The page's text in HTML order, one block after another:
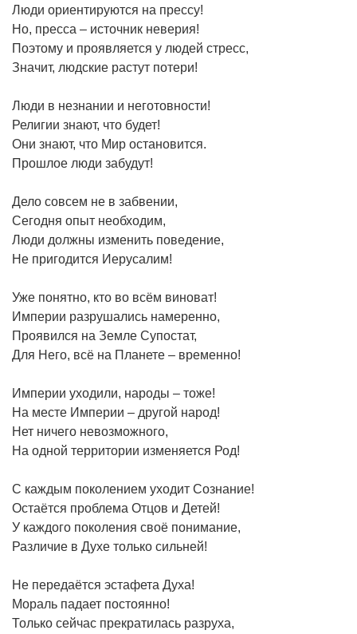
Люди ориентируются на прессу!
Но, пресса – источник неверия!
Поэтому и проявляется у людей стресс,
Значит, людские растут потери!
Люди в незнании и неготовности!
Религии знают, что будет!
Они знают, что Мир остановится.
Прошлое люди забудут!
Дело совсем не в забвении,
Сегодня опыт необходим,
Люди должны изменить поведение,
Не пригодится Иерусалим!
Уже понятно, кто во всём виноват!
Империи разрушались намеренно,
Проявился на Земле Супостат,
Для Него, всё на Планете – временно!
Империи уходили, народы – тоже!
На месте Империи – другой народ!
Нет ничего невозможного,
На одной территории изменяется Род!
С каждым поколением уходит Сознание!
Остаётся проблема Отцов и Детей!
У каждого поколения своё понимание,
Различие в Духе только сильней!
Не передаётся эстафета Духа!
Мораль падает постоянно!
Только сейчас прекратилась разруха,